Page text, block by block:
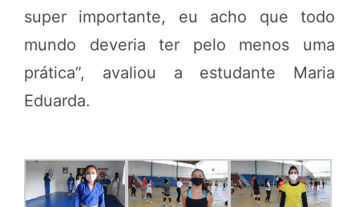
super importante, eu acho que todo
mundo deveria ter pelo menos uma
prática”, avaliou a estudante Maria
Eduarda.